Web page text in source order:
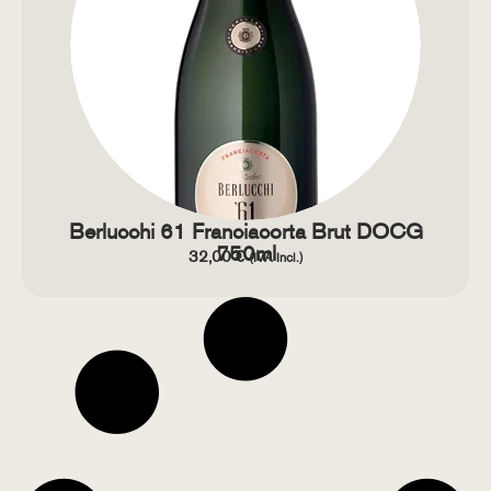
Berlucchi 61 Franciacorta Brut DOCG
750ml
32,00€ (IVA Incl.)